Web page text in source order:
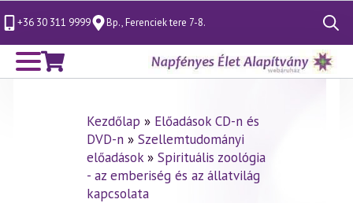
+36 30 311 9999 Bp., Ferenciek tere 7-8.
Search
for:
Kezdőlap » Előadások CD-n és
DVD-n» Szellemtudományi
előadások» Spirituális zoológia
- az emberiség és az állatvilág
kapcsolata